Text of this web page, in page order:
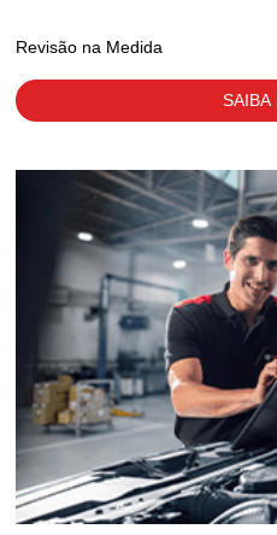
Revisão na Medida
SAIBA